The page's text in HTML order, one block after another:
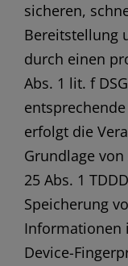
sicheren,
Bereitstellung
durch einen
Abs. 1 lit. f
erfolgt die
Grundlage von
25 Abs. 1
Speicherung
Informationen
Device-